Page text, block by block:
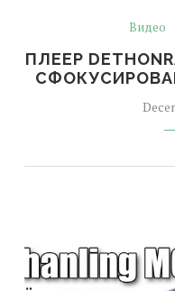
Видео
ПЛЕЕР